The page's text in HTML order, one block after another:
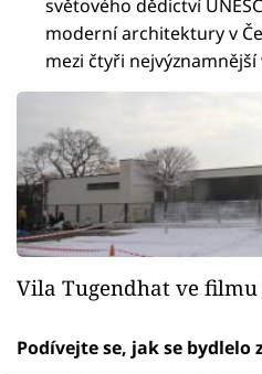
světového dědictví
moderní architektury v
mezi čtyři nejvýznamnější
Vila Tugendhat ve filmu
Podívejte se, jak se bydlelo